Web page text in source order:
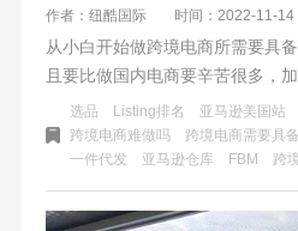
作者：纽酷国际 时间：2022-11-14
从小白开始做跨境电商所需要具
且要比做国内电商要辛苦很多，
过劳节奏等都是常态化。其中各
等，还有各种宗教、人文、生活
精通外贸的人员转入做跨境电商
除开选品、运营结汇，还有一个
部分需要花一定的精力去操作。
选品 Listing排名 亚马逊美国站
跨境电商难做吗
跨境电商需要具
一件代发
亚马逊仓库 FBM 跨